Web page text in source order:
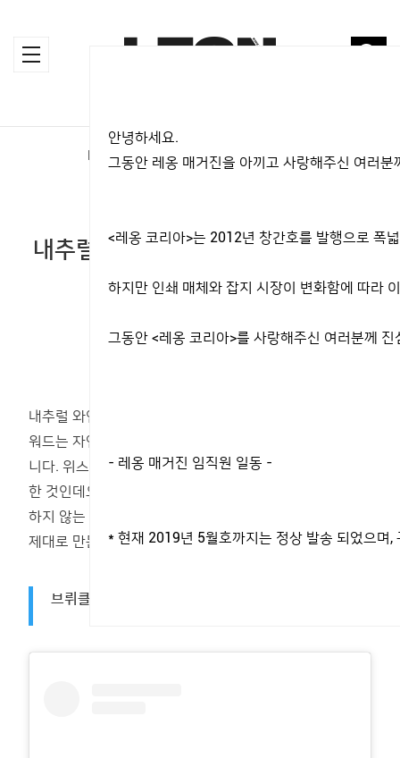
안녕하세요.
그동안 레옹 매거진을 아끼고 사랑해주신 여러분
<레옹 코리아>는 2012년 창간호를 발행으로 폭
하지만 인쇄 매체와 잡지 시장이 변화함에 따라
그동안 <레옹 코리아>를 사랑해주신 여러분께
- 레옹 매거진 임직원 일동 -
* 현재 2019년 5월호까지는 정상 발송 되었으며
HOME > MAGAZINE > LIFESTYLE
내추럴 와인? 이제 내추얼 위스키도
대세!
내추럴 와인이 대변하는 주류업계의 프리미엄 마케팅 키
워드는 자연주의. 최근 위스키가 이 트렌드를 이어 받았습
니다. 위스키 마니아들이 오가닉 위스키에 주목하기 시작
한 것인데요. 오가닉 재료를 사용하거나 화학물질을 첨가
하지 않는 주조법을 강조하는 식이죠. 이를 토대로 정성껏
제대로 만든 위스키를 소개합니다.
브뤼클라딕 블랙 아트 Bruichladdich Black art